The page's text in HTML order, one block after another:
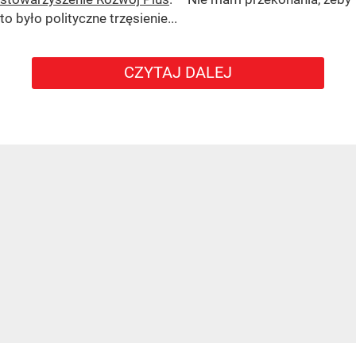
to było polityczne trzęsienie...
CZYTAJ DALEJ